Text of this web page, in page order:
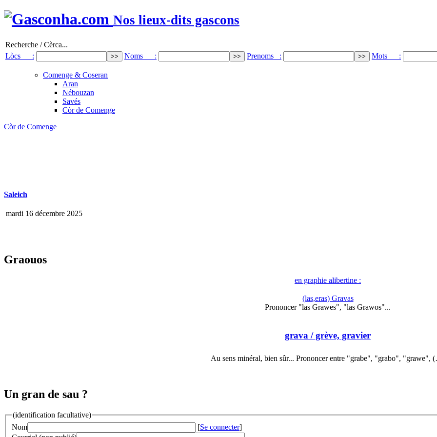
Nos lieux-dits gascons
Recherche / Cèrca...
Lòcs :
Noms : Prenoms : Mots :
Comenge & Coseran
Aran
Nébouzan
Savés
Còr de Comenge
Còr de Comenge
Saleich
mardi 16 décembre 2025
Graouos
en graphie alibertine :
(las,eras) Gravas
Prononcer "las Grawes", "las Grawos"...
grava / grève, gravier
Au sens minéral, bien sûr... Prononcer entre "grabe", "grabo", "grawe",
Un gran de sau ?
(identification facultative)
Nom
[Se connecter]